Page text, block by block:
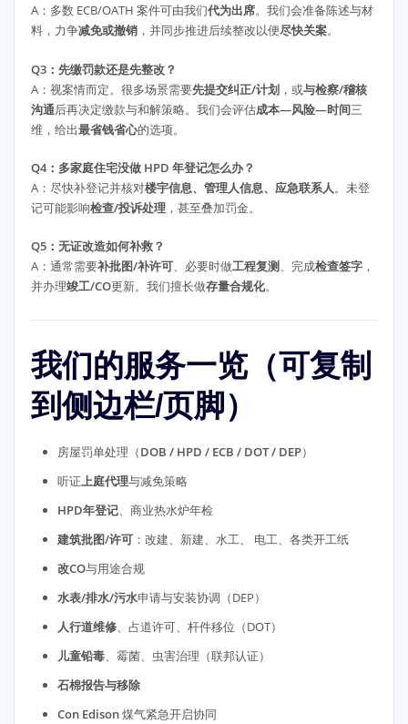
A：多数 ECB/OATH 案件可由我们代为出席。我们会准备陈述与材
料，力争减免或撤销，并同步推进后续整改以便尽快关案。
Q3：先缴罚款还是先整改？
A：视案情而定。很多场景需要先提交纠正/计划，或与检察/稽核
沟通后再决定缴款与和解策略。我们会评估成本—风险—时间三
维，给出最省钱省心的选项。
Q4：多家庭住宅没做 HPD 年登记怎么办？
A：尽快补登记并核对楼宇信息、管理人信息、应急联系人。未登
记可能影响检查/投诉处理，甚至叠加罚金。
Q5：无证改造如何补救？
A：通常需要补批图/补许可、必要时做工程复测、完成检查签字，
并办理竣工/CO更新。我们擅长做存量合规化。
我们的服务一览（可复制
到侧边栏/页脚）
房屋罚单处理（DOB / HPD / ECB / DOT / DEP）
听证上庭代理与减免策略
HPD年登记、商业热水炉年检
建筑批图/许可 ：改建、新建、水工、 电工、各类开工纸
改CO与用途合规
水表/排水/污水申请与安装协调（DEP）
人行道维修、占道许可、杆件移位（DOT）
儿童铅毒、霉菌、虫害治理（联邦认证）
石棉报告与移除
Con Edison煤气紧急开启协同